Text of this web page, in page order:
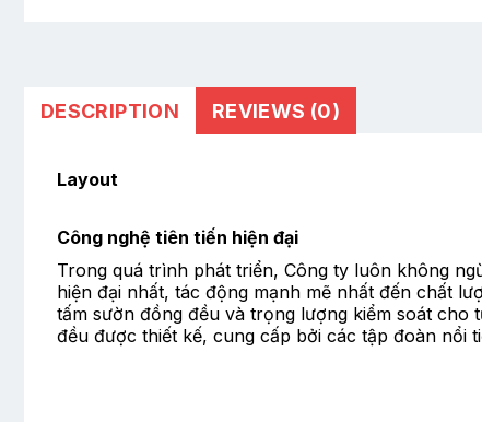
DESCRIPTION REVIEWS (0)
Layout
Công nghệ tiên tiến hiện đại
Trong quá trình phát triển, Công ty luôn không
hiện đại nhất, tác động mạnh mẽ nhất đến chất
tấm sườn đồng đều và trọng lượng kiểm soát cho
đều được thiết kế, cung cấp bởi các tập đoàn nổi